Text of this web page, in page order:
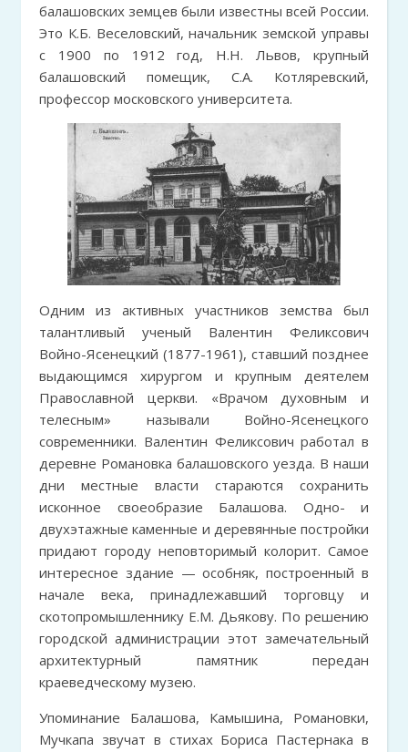
балашовских земцев были известны всей России.
Это К.Б. Веселовский, начальник земской управы
с 1900 по 1912 год, Н.Н. Львов, крупный
балашовский помещик, С.А. Котляревский,
профессор московского университета.
Одним из активных участников земства был
талантливый ученый Валентин Феликсович
Войно-Ясенецкий (1877-1961), ставший позднее
выдающимся хирургом и крупным деятелем
Православной церкви. «Врачом духовным и
телесным» называли Войно-Ясенецкого
современники. Валентин Феликсович работал в
деревне Романовка балашовского уезда. В наши
дни местные власти стараются сохранить
исконное своеобразие Балашова. Одно- и
двухэтажные каменные и деревянные постройки
придают городу неповторимый колорит. Самое
интересное здание — особняк, построенный в
начале века, принадлежавший торговцу и
скотопромышленнику Е.М. Дьякову. По решению
городской администрации этот замечательный
архитектурный памятник передан
краеведческому музею.
Упоминание Балашова, Камышина, Романовки,
Мучкапа звучат в стихах Бориса Пастернака в